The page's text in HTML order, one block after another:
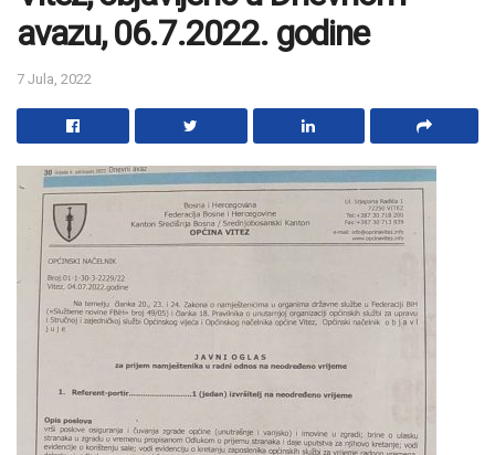
avazu, 06.7.2022. godine
7 Jula, 2022